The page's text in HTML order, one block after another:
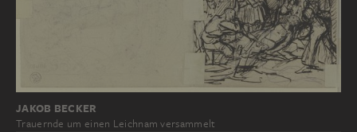
JAKOB BECKER
Trauernde um einen Leichnam versammelt